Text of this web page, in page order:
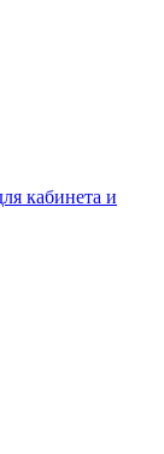
кабинета и